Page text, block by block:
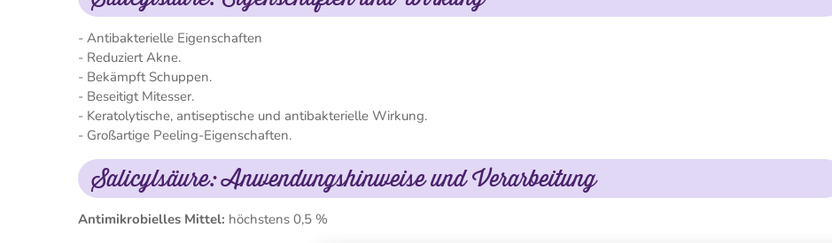
- Antibakterielle Eigenschaften
- Reduziert Akne.
- Bekämpft Schuppen.
- Beseitigt Mitesser.
- Keratolytische, antiseptische und antibakterielle Wirkung.
- Großartige Peeling-Eigenschaften.
Salicylsäure: Anwendungshinweise und Verarbeitung
Antimikrobielles Mittel: höchstens 0,5 %